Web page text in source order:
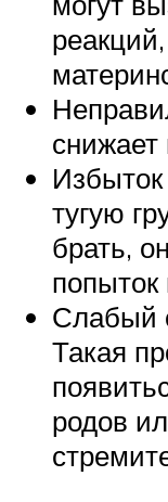
снижает
тугую
брать,
попыток
Слабый
Такая
родов